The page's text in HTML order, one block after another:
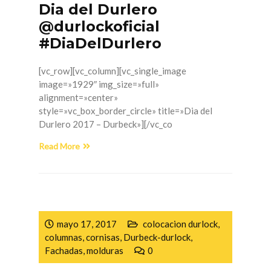
Dia del Durlero
@durlockoficial
#DiaDelDurlero
[vc_row][vc_column][vc_single_image
image=»1929″ img_size=»full»
alignment=»center»
style=»vc_box_border_circle» title=»Dia del
Durlero 2017 – Durbeck»][/vc_co
Read More
mayo 17, 2017 colocacion durlock,
columnas,cornisas, Durbeck-durlock,
Fachadas,molduras 0